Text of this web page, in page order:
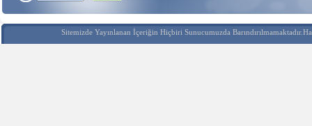
Sitemizde Yayınlanan İçeriğin Hiçbiri Sunucumuzda